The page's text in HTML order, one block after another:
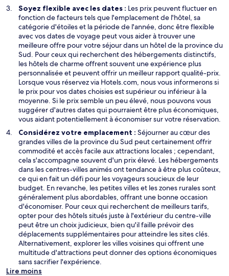
e
d
a
n
s
u
n
e
n
o
u
v
e
l
l
e
f
e
n
ê
t
r
e
Soyez flexible avec les dates : Les prix peuvent fluctuer en
fonction de facteurs tels que l'emplacement de l'hôtel, sa
catégorie d'étoiles et la période de l'année, donc être flexible
avec vos dates de voyage peut vous aider à trouver une
meilleure offre pour votre séjour dans un hôtel de la province du
Sud. Pour ceux qui recherchent des hébergements distinctifs,
les hôtels de charme offrent souvent une expérience plus
personnalisée et peuvent offrir un meilleur rapport qualité-prix.
Lorsque vous réservez via Hotels.com, nous vous informerons si
le prix pour vos dates choisies est supérieur ou inférieur à la
moyenne. Si le prix semble un peu élevé, nous pouvons vous
suggérer d'autres dates qui pourraient être plus économiques,
vous aidant potentiellement à économiser sur votre réservation.
Considérez votre emplacement : Séjourner au cœur des
grandes villes de la province du Sud peut certainement offrir
commodité et accès facile aux attractions locales ; cependant,
cela s'accompagne souvent d'un prix élevé. Les hébergements
dans les centres-villes animés ont tendance à être plus coûteux,
ce qui en fait un défi pour les voyageurs soucieux de leur
budget. En revanche, les petites villes et les zones rurales sont
généralement plus abordables, offrant une bonne occasion
d'économiser. Pour ceux qui recherchent de meilleurs tarifs,
opter pour des hôtels situés juste à l'extérieur du centre-ville
peut être un choix judicieux, bien qu'il faille prévoir des
déplacements supplémentaires pour atteindre les sites clés.
Alternativement, explorer les villes voisines qui offrent une
multitude d'attractions peut donner des options économiques
sans sacrifier l'expérience.
Lire moins